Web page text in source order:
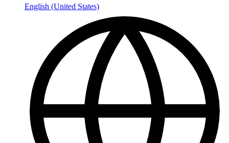
English (United States)